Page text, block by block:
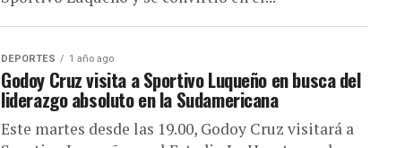
DEPORTES 1 año ago
Godoy Cruz visita a Sportivo Luqueño en busca del
liderazgo absoluto en la Sudamericana
Este martes desde las 19.00, Godoy Cruz visitará a